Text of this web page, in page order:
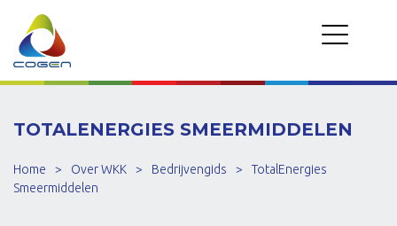
TOTALENERGIES SMEERMIDDELEN
Home > Over WKK > Bedrijvengids >
TotalEnergies
Smeermiddelen